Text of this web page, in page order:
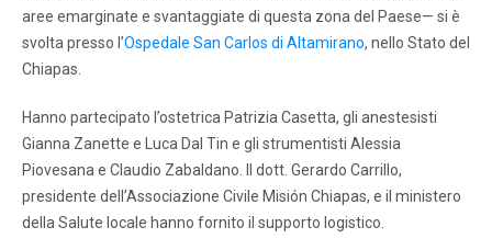
aree emarginate e svantaggiate di questa zona del Paese— si è
svolta presso l’Ospedale San Carlos di Altamirano, nello Stato del
Chiapas.
Hanno partecipato l’ostetrica Patrizia Casetta, gli anestesisti
Gianna Zanette e Luca Dal Tin e gli strumentisti Alessia
Piovesana e Claudio Zabaldano. Il dott. Gerardo Carrillo,
presidente dell’Associazione Civile Misión Chiapas, e il ministero
della Salute locale hanno fornito il supporto logistico.